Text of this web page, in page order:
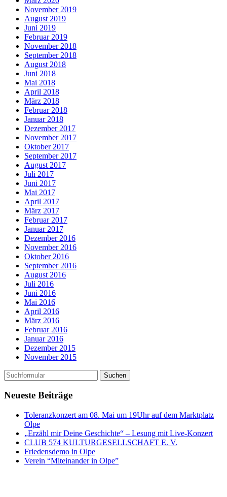
November 2019
August 2019
Juni 2019
Februar 2019
November 2018
September 2018
August 2018
Juni 2018
Mai 2018
April 2018
März 2018
Februar 2018
Januar 2018
Dezember 2017
November 2017
Oktober 2017
September 2017
August 2017
Juli 2017
Juni 2017
Mai 2017
April 2017
März 2017
Februar 2017
Januar 2017
Dezember 2016
November 2016
Oktober 2016
September 2016
August 2016
Juli 2016
Juni 2016
Mai 2016
April 2016
März 2016
Februar 2016
Januar 2016
Dezember 2015
November 2015
Neueste Beiträge
Toleranzkonzert am 08. Mai um 19Uhr auf dem Marktplatz
Olpe
„Erzähl mir Deine Geschichte“ – Lesung mit Live-Konzert
CLUB 574 KULTURGESELLSCHAFT E. V.
Friedensdemo in Olpe
Verein “Miteinander in Olpe”